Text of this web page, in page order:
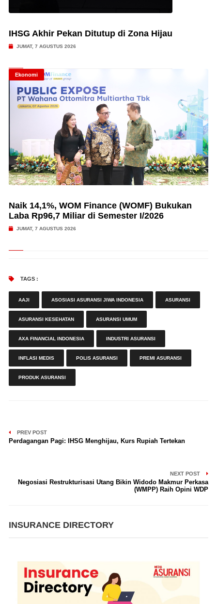
IHSG Akhir Pekan Ditutup di Zona Hijau
JUMAT, 7 AGUSTUS 2026
Ekonomi
Naik 14,1%, WOM Finance (WOMF) Bukukan
Laba Rp96,7 Miliar di Semester I/2026
JUMAT, 7 AGUSTUS 2026
TAGS :
AAJI ASOSIASI ASURANSI JIWA INDONESIA ASURANSI
ASURANSI KESEHATAN ASURANSI UMUM
AXA FINANCIAL INDONESIA INDUSTRI ASURANSI
INFLASI MEDIS POLIS ASURANSI PREMI ASURANSI
PRODUK ASURANSI
PREV POST
Perdagangan Pagi: IHSG Menghijau, Kurs Rupiah Tertekan
NEXT POST
Negosiasi Restrukturisasi Utang Bikin Widodo Makmur Perkasa
(WMPP) Raih Opini WDP
INSURANCE DIRECTORY